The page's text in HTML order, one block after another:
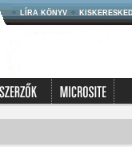
LÍRA KÖNYV